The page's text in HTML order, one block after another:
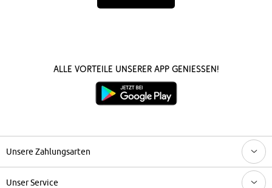
Alle Vorteile unserer App genießen!
Unsere Zahlungsarten
Unser Service